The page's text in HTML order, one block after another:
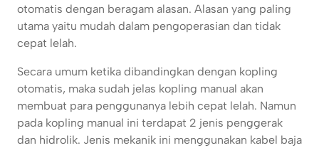
otomatis dengan beragam alasan. Alasan yang paling
utama yaitu mudah dalam pengoperasian dan tidak
cepat lelah.
Secara umum ketika dibandingkan dengan kopling
otomatis, maka sudah jelas kopling manual akan
membuat para penggunanya lebih cepat lelah. Namun
pada kopling manual ini terdapat 2 jenis penggerak
dan hidrolik. Jenis mekanik ini menggunakan kabel baja